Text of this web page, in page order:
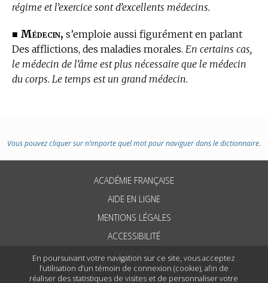
En poursuivant votre navigation sur ce site, vous acceptez
l’utilisation d’un témoin de connexion (cookie), afin de
réaliser des statistiques de visites et de personnaliser votre
régime et l’exercice sont d’excellents médecins.
■ Médecin, s’emploie aussi figurément en parlant
Des afflictions, des maladies morales. En certains cas,
le médecin de l’âme est plus nécessaire que le médecin
du corps. Le temps est un grand médecin.
Vous pouvez cliquer sur n’importe quel mot pour naviguer dans le dictionnaire.
ACADÉMIE FRANÇAISE
AIDE EN LIGNE
MENTIONS LÉGALES
ACCESSIBILITÉ
CONTACTS